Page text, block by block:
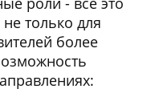
только для
более